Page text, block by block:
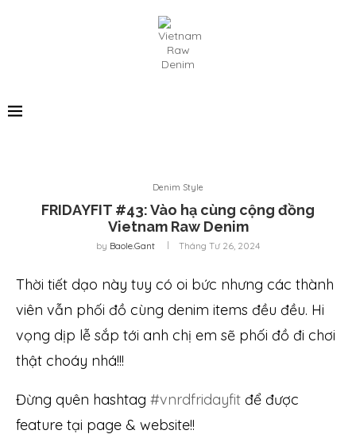
Denim Style
FRIDAYFIT #43: Vào hạ cùng cộng đồng
Vietnam Raw Denim
by Baole.gant Tháng Tư 26, 2024
Thời tiết dạo này tuy có oi bức nhưng các thành
viên vẫn phối đồ cùng denim items đều đều. Hi
vọng dịp lễ sắp tới anh chị em sẽ phối đồ đi chơi
thật choáy nhá!!!
Đừng quên hashtag #vnrdfridayfit để được
feature tại page & website!!